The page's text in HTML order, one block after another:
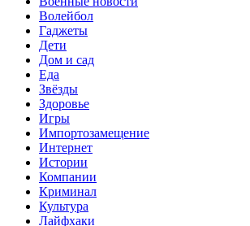
Волейбол
Гаджеты
Дети
Дом и сад
Еда
Звёзды
Здоровье
Игры
Импортозамещение
Интернет
Истории
Компании
Криминал
Культура
Лайфхаки